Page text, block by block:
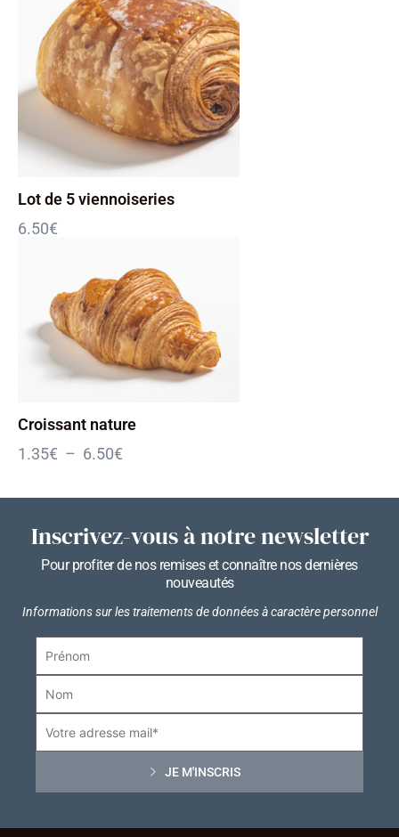
Lot de 5 viennoiseries
6.50€
Croissant nature
1.35€ – 6.50€
Inscrivez-vous à notre newsletter
Pour profiter de nos remises et connaître nos dernières
nouveautés
Informations sur les traitements de données à caractère personnel